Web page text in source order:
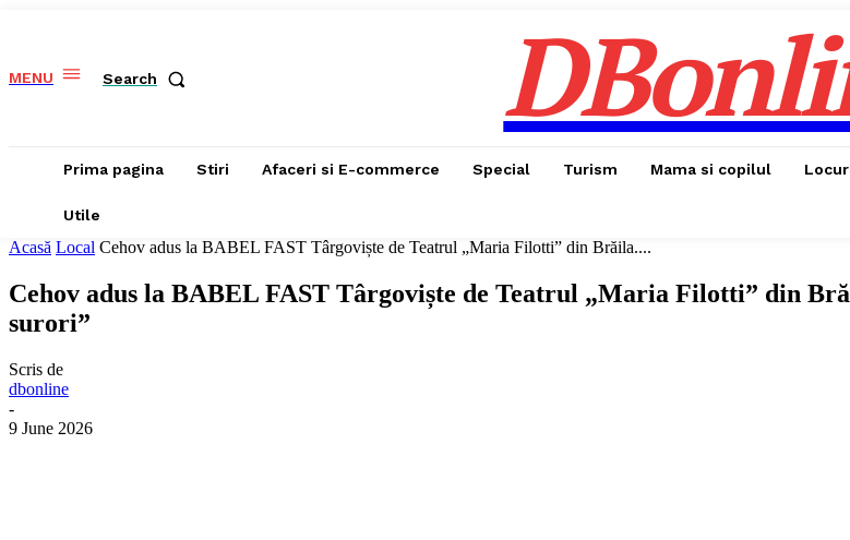
MENU Search
Prima pagina Stiri Afaceri si E-commerce Special Turism Mama si copilul
Utile
Acasă Local Cehov adus la BABEL FAST Târgoviște de Teatrul „Maria Filotti” din Brăila....
Cehov adus la BABEL FAST Târgoviște de Teatrul „Maria Filotti” din
surori”
Scris de
dbonline
-
9 June 2026